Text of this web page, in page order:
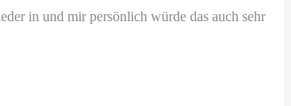
in und mir persönlich würde das auch sehr